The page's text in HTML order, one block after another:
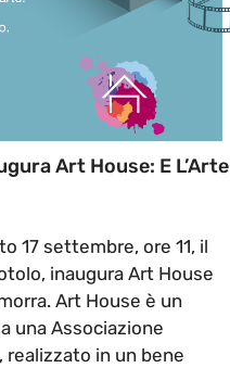
Art House: E L’Arte
17 settembre, ore 11, il
inaugura Art House
Art House è un
una Associazione
realizzato in un bene